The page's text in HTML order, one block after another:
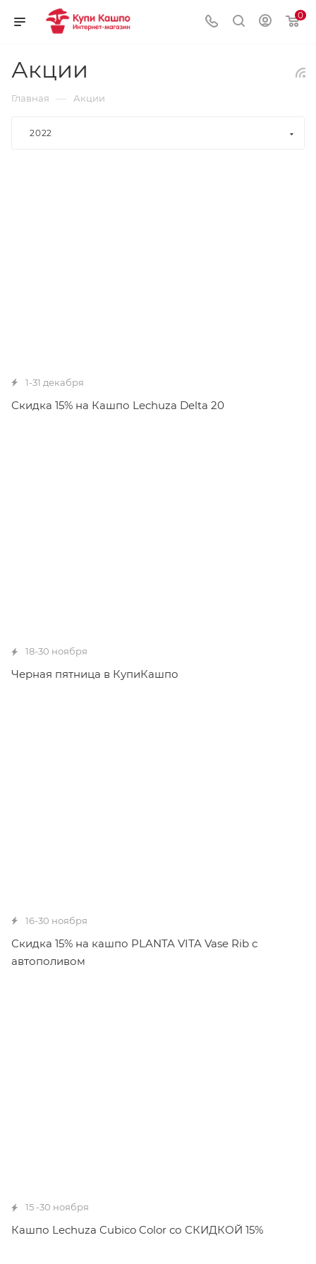
0
Акции
Главная — Акции
2022
1-31 декабря
Скидка 15% на Кашпо Lechuza Delta 20
18-30 ноября
Черная пятница в КупиКашпо
16-30 ноября
Скидка 15% на кашпо PLANTA VITA Vase Rib с
автополивом
15 -30 ноября
Кашпо Lechuza Cubico Color со СКИДКОЙ 15%